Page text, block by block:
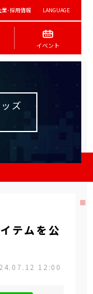
業･採用情報 LANGUAGE
イベント
ズ
テムを公
12:00